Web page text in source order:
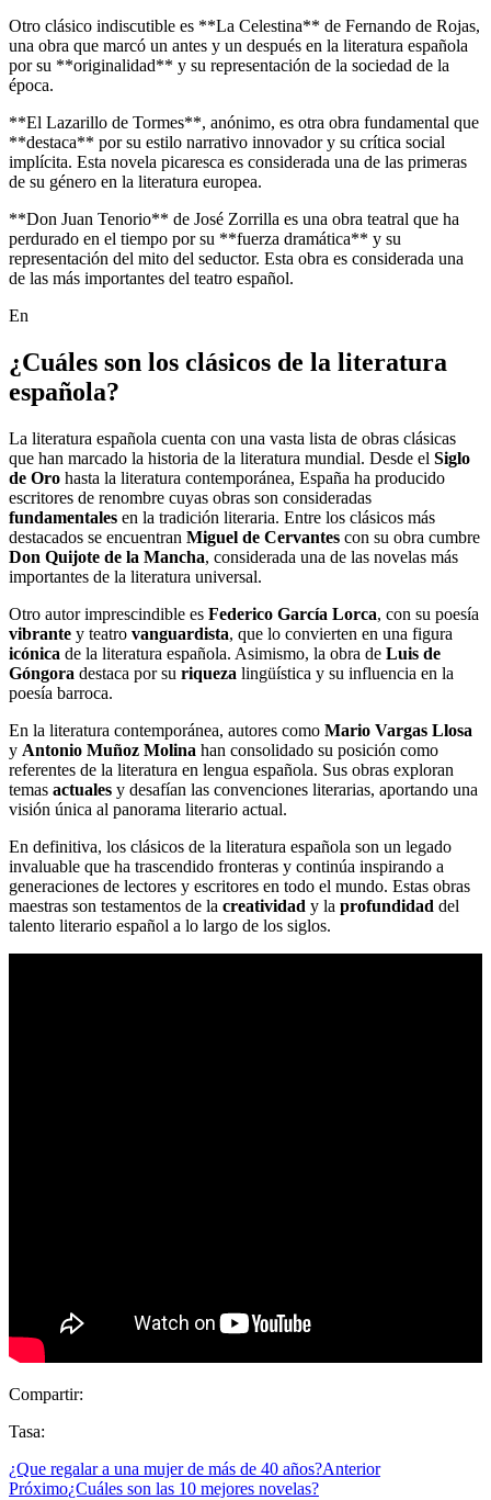
Otro clásico indiscutible es **La Celestina** de Fernando de Rojas,
una obra que marcó un antes y un después en la literatura española
por su **originalidad** y su representación de la sociedad de la
época.
**El Lazarillo de Tormes**, anónimo, es otra obra fundamental que
**destaca** por su estilo narrativo innovador y su crítica social
implícita. Esta novela picaresca es considerada una de las primeras
de su género en la literatura europea.
**Don Juan Tenorio** de José Zorrilla es una obra teatral que ha
perdurado en el tiempo por su **fuerza dramática** y su
representación del mito del seductor. Esta obra es considerada una
de las más importantes del teatro español.
En
¿Cuáles son los clásicos de la literatura
española?
La literatura española cuenta con una vasta lista de obras clásicas
que han marcado la historia de la literatura mundial. Desde el Siglo
de Oro hasta la literatura contemporánea, España ha producido
escritores de renombre cuyas obras son consideradas
fundamentales en la tradición literaria. Entre los clásicos más
destacados se encuentran Miguel de Cervantes con su obra cumbre
Don Quijote de la Mancha, considerada una de las novelas más
importantes de la literatura universal.
Otro autor imprescindible es Federico García Lorca, con su poesía
vibrante y teatro vanguardista, que lo convierten en una figura
icónica de la literatura española. Asimismo, la obra de Luis de
Góngora destaca por su riqueza lingüística y su influencia en la
poesía barroca.
En la literatura contemporánea, autores como Mario Vargas Llosa
y Antonio Muñoz Molina han consolidado su posición como
referentes de la literatura en lengua española. Sus obras exploran
temas actuales y desafían las convenciones literarias, aportando una
visión única al panorama literario actual.
En definitiva, los clásicos de la literatura española son un legado
invaluable que ha trascendido fronteras y continúa inspirando a
generaciones de lectores y escritores en todo el mundo. Estas obras
maestras son testamentos de la creatividad y la profundidad del
talento literario español a lo largo de los siglos.
Compartir:
Tasa:
¿Que regalar a una mujer de más de 40 años?Anterior
Próximo¿Cuáles son las 10 mejores novelas?